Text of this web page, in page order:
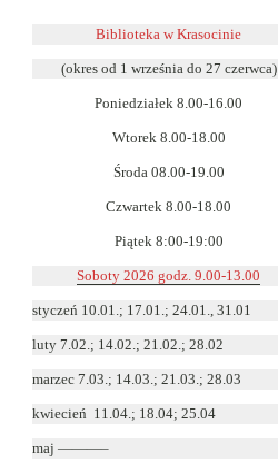
się
w
oknie
Biblioteka w Krasocinie
(okres od 1 września do 27 czerwca)
Poniedziałek 8.00-16.00
Wtorek 8.00-18.00
Środa 08.00-19.00
Czwartek 8.00-18.00
Piątek 8:00-19:00
Soboty 2026 godz. 9.00-13.00
styczeń 10.01.; 17.01.; 24.01., 31.01
luty 7.02.; 14.02.; 21.02.; 28.02
marzec 7.03.; 14.03.; 21.03.; 28.03
kwiecień 11.04.; 18.04; 25.04
maj ———–